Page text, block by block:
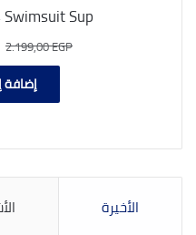
Swimsuit Sup
2.199,00EGP
إضافة
الأخيرة